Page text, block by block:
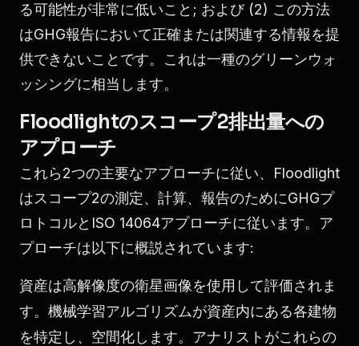
る可能性が非常に低いこと; および (2) この方法
はGHG報告において正確または関連する情報を提
供できないことです。これは一種のグリーンウォ
ッシングに相当します。
Floodlightのスコープ2排出量への
アプローチ
これら2つの主要なアプローチに従い、Floodlight
はスコープ2の測定、計算、報告のためにGHGプ
ロトコルとISO 14064アプローチに従います。ア
プローチは以下に概説されています:
資産は高解像度の衛星画像を使用して評価されま
す。機械学習アルゴリズムが資産内にある各建物
を特定し、空間化します。アナリストがこれらの